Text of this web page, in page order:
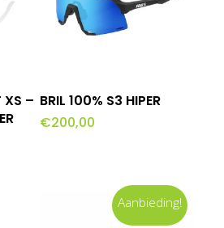
XS –
Toevoegen Aan
Winkelwagen
BRIL 100% S3 HIPER
€200,00
Aanbieding!